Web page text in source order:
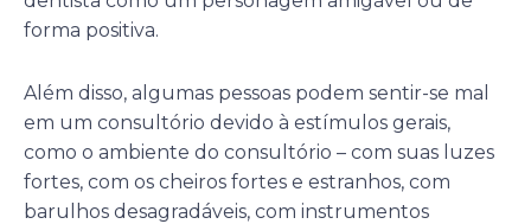
forma positiva.
Além disso, algumas pessoas podem sentir-se mal
em um consultório devido à estímulos gerais,
como o ambiente do consultório – com suas luzes
fortes, com os cheiros fortes e estranhos, com
barulhos desagradáveis, com instrumentos